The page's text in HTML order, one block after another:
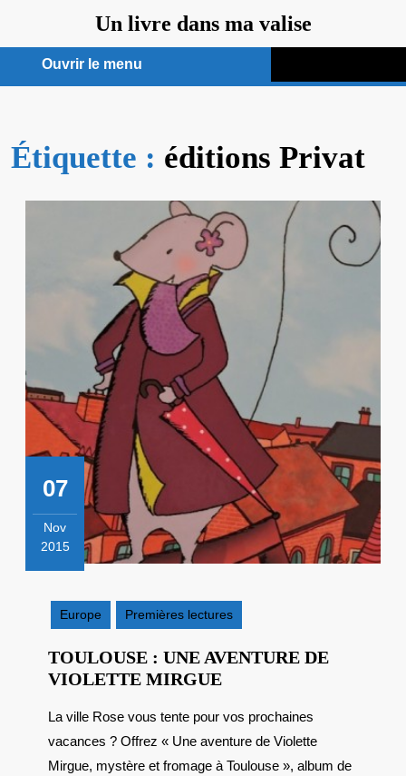
contenu
Un livre dans ma valise
Ouvrir le menu
menu
Étiquette : éditions Privat
07
Nov
2015
2015
Europe
Premières lectures
TOULOUSE : UNE AVENTURE DE
VIOLETTE MIRGUETOULOUSE
UNE
AVENTURE
DE
La ville Rose vous tente pour vos prochaines
vacances ? Offrez « Une aventure de Violette
Mirgue, mystère et fromage à Toulouse », album de